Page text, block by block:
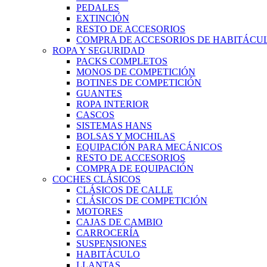
PEDALES
EXTINCIÓN
RESTO DE ACCESORIOS
COMPRA DE ACCESORIOS DE
ROPA Y SEGURIDAD
PACKS COMPLETOS
MONOS DE COMPETICIÓN
BOTINES DE COMPETICIÓN
GUANTES
ROPA INTERIOR
CASCOS
SISTEMAS HANS
BOLSAS Y MOCHILAS
EQUIPACIÓN PARA MECÁNICOS
RESTO DE ACCESORIOS
COMPRA DE EQUIPACIÓN
COCHES CLÁSICOS
CLÁSICOS DE CALLE
CLÁSICOS DE COMPETICIÓN
MOTORES
CAJAS DE CAMBIO
CARROCERÍA
SUSPENSIONES
HABITÁCULO
LLANTAS